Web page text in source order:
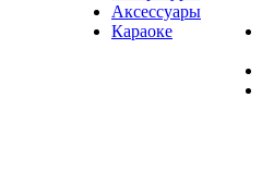
Аксессуары
Караоке